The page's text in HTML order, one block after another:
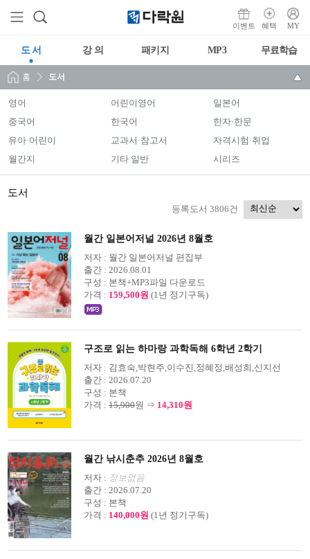
이벤트 혜택 MY
도 서 강 의 패키지 MP3 무료학습
홈 도서
영어 어린이영어
일본어
중국어
한국어
한자·한문
유아·어린이
교과서·참고서
자격시험·취업
월간지
기타 일반 시리즈
도서
등록도서 3806건
월간 일본어저널 2026년 8월호
저자 : 월간 일본어저널 편집부
출간 : 2026.08.01
구성 : 본책+MP3파일 다운로드
가격 : 159,500원 (1년 정기구독)
구조로 읽는 하마랑 과학독해 6학년 2학기
저자 : 김효숙,박현주,이수진,정혜정,배성희,신지선
출간 : 2026.07.20
구성 : 본책
가격 : 15,900원 ⇒ 14,310원
월간 낚시춘추 2026년 8월호
저자 : 정보없음
출간 : 2026.07.20
구성 : 본책
가격 : 140,000원 (1년 정기구독)